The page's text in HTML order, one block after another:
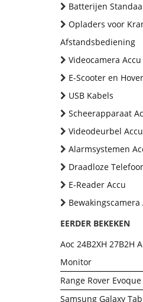
Batterijen
Opladers voor
Afstandsbediening
Videocamera Accu
E-Scooter en
USB Kabels
Scheerapparaat
Videodeurbel Accu
Alarmsystemen
Draadloze
E-Reader Accu
Bewakingscamera
EERDER BEKEKEN
Aoc 24B2XH 27B2H
Monitor
Range Rover
Samsung Galaxy